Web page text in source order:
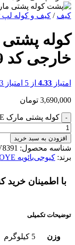
کیف / کیف و کوله لپ
خارجی کد 149
امتیاز 4.33 از 5 امتیاز 3
3,690,000 تومان
کوله پشتی مارک QJBAOYE خارجی کد 149 عدد
افزودن به سبد خرید
شناسه محصول:
برند: کیو‌جی‌بائویه QJBAOYE
با اطمینان خرید
توضیحات تکمیلی
وزن 5 کیلوگرم